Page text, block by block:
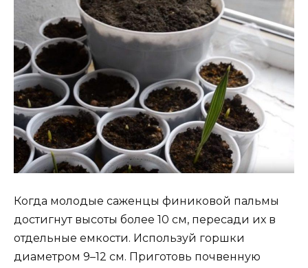
Когда молодые саженцы финиковой пальмы
достигнут высоты более 10 см, пересади их в
отдельные емкости. Используй горшки
диаметром 9–12 см. Приготовь почвенную